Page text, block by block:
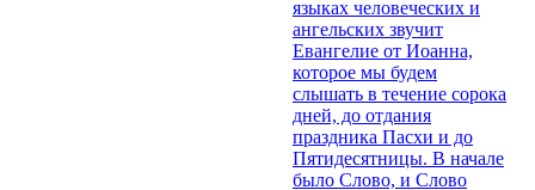
языках человеческих и
ангельских звучит
Евангелие от Иоанна,
которое мы будем
слышать в течение сорока
дней, до отдания
праздника Пасхи и до
Пятидесятницы. В начале
было Слово, и Слово